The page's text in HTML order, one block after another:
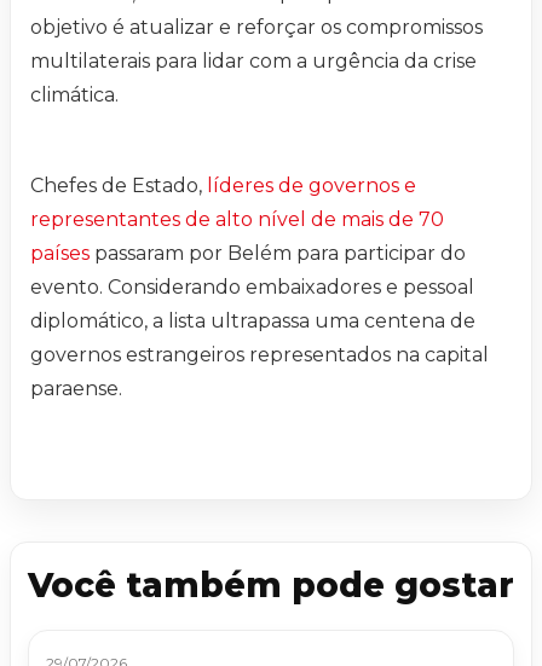
objetivo é atualizar e reforçar os compromissos
multilaterais para lidar com a urgência da crise
climática.
Chefes de Estado, líderes de governos e
representantes de alto nível de mais de 70
países passaram por Belém para participar do
evento. Considerando embaixadores e pessoal
diplomático, a lista ultrapassa uma centena de
governos estrangeiros representados na capital
paraense.
Você também pode gostar